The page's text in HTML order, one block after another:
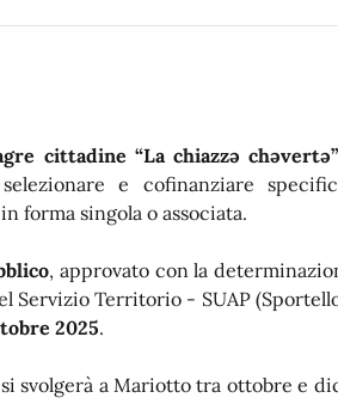
cittadine “La chiazzə
e cofinanziare
forma singola o associata.
, approvato con la
Servizio Territorio - SUAP
2025.
svolgerà a Mariotto tra ottobre e